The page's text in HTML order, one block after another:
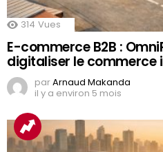
314 Vues
E-commerce B2B :
digitaliser le commerce
parArnaud Makanda
il y a environ 5 mois